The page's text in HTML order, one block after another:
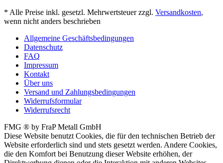
* Alle Preise inkl. gesetzl. Mehrwertsteuer zzgl. Versandkosten,
wenn nicht anders beschrieben
Allgemeine Geschäftsbedingungen
Datenschutz
FAQ
Impressum
Kontakt
Über uns
Versand und Zahlungsbedingungen
Widerrufsformular
Widerrufsrecht
FMG ® by FraP Metall GmbH
Diese Website benutzt Cookies, die für den technischen Betrieb der
Website erforderlich sind und stets gesetzt werden. Andere Cookies,
die den Komfort bei Benutzung dieser Website erhöhen, der